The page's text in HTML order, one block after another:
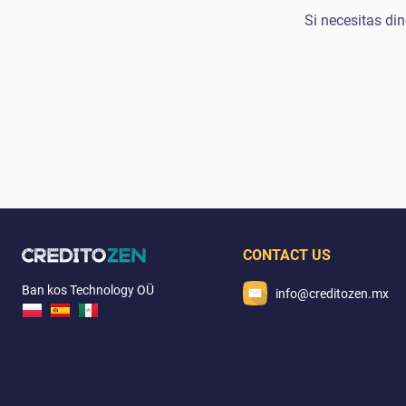
Si necesitas
Ban kos Technology OÜ
CONTACT US
info@creditozen.mx